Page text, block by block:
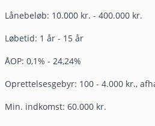
Lånebeløb: 10.000 kr. - 400.000 kr.
Løbetid: 1 år - 15 år
ÅOP: 0,1% - 24,24%
Oprettelsesgebyr: 100 - 4.000 kr.,
Min. indkomst: 60.000 kr.